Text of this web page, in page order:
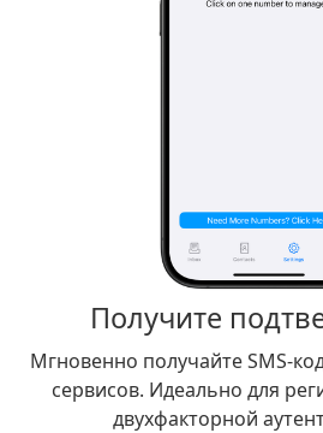
Получите
Мгновенно получайте SMS-
сервисов. Идеально для
двухфакторной